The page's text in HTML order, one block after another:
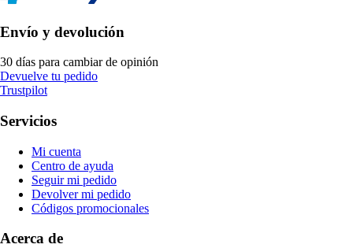
Envío y devolución
30 días para cambiar de opinión
Devuelve tu pedido
Trustpilot
Servicios
Mi cuenta
Centro de ayuda
Seguir mi pedido
Devolver mi pedido
Códigos promocionales
Acerca de